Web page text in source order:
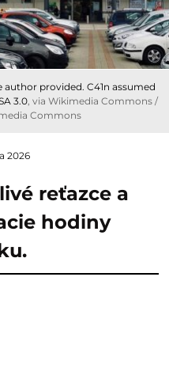
provided. C41n assumed
3.0 , via Wikimedia Commons /
Commons
2026
reťazce a
hodiny